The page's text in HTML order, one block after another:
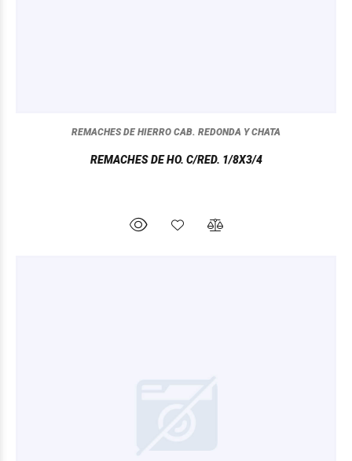
REMACHES DE HIERRO CAB. REDONDA Y CHATA
REMACHES DE HO. C/RED. 1/8X3/4